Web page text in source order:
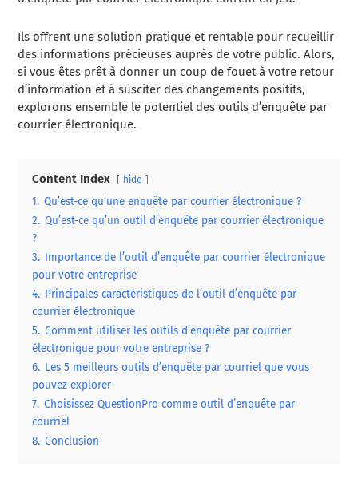
Ils offrent une solution pratique et rentable pour recueillir
des informations précieuses auprès de votre public. Alors,
si vous êtes prêt à donner un coup de fouet à votre retour
d’information et à susciter des changements positifs,
explorons ensemble le potentiel des outils d’enquête par
courrier électronique.
Content Index hide
1. Qu’est-ce qu’une enquête par courrier électronique ?
2. Qu’est-ce qu’un outil d’enquête par courrier électronique
?
3. Importance de l’outil d’enquête par courrier électronique
pour votre entreprise
4. Principales caractéristiques de l’outil d’enquête par
courrier électronique
5. Comment utiliser les outils d’enquête par courrier
électronique pour votre entreprise ?
6. Les 5 meilleurs outils d’enquête par courriel que vous
pouvez explorer
7. Choisissez QuestionPro comme outil d’enquête par
courriel
8. Conclusion